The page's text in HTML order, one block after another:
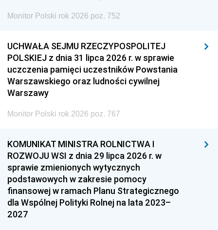
Monitor Polski rok 2026 poz. 752
UCHWAŁA SEJMU RZECZYPOSPOLITEJ
POLSKIEJ z dnia 31 lipca 2026 r. w sprawie
uczczenia pamięci uczestników Powstania
Warszawskiego oraz ludności cywilnej
Warszawy
Monitor Polski rok 2026 poz. 767
KOMUNIKAT MINISTRA ROLNICTWA I
ROZWOJU WSI z dnia 29 lipca 2026 r. w
sprawie zmienionych wytycznych
podstawowych w zakresie pomocy
finansowej w ramach Planu Strategicznego
dla Wspólnej Polityki Rolnej na lata 2023–
2027